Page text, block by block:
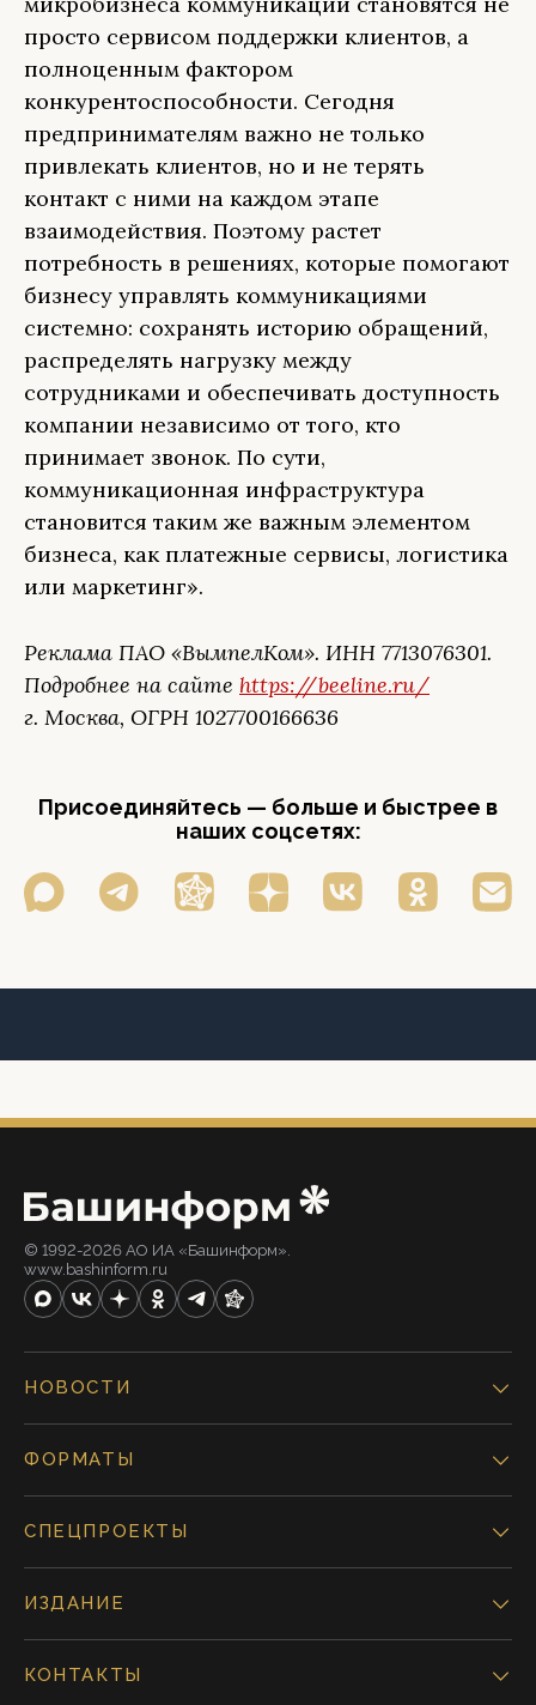
просто сервисом поддержки клиентов, а
полноценным фактором
конкурентоспособности. Сегодня
предпринимателям важно не только
привлекать клиентов, но и не терять
контакт с ними на каждом этапе
взаимодействия. Поэтому растет
потребность в решениях, которые помогают
бизнесу управлять коммуникациями
системно: сохранять историю обращений,
распределять нагрузку между
сотрудниками и обеспечивать доступность
компании независимо от того, кто
принимает звонок. По сути,
коммуникационная инфраструктура
становится таким же важным элементом
бизнеса, как платежные сервисы, логистика
или маркетинг».
Реклама ПАО «ВымпелКом». ИНН 7713076301.
Подробнее на сайте https://beeline.ru/
г. Москва, ОГРН 1027700166636
Присоединяйтесь — больше и быстрее в
наших соцсетях:
© 1992-2026 АО ИА «Башинформ».
www.bashinform.ru
НОВОСТИ
ФОРМАТЫ
СПЕЦПРОЕКТЫ
ИЗДАНИЕ
КОНТАКТЫ